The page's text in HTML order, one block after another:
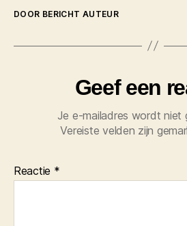
DOOR BERICHT AUTEUR
Geef een
Je e-mailadres wordt niet
Vereiste velden zijn
Reactie *